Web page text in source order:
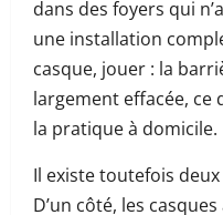
dans des foyers qui
une installation
casque, jouer : la
largement effacée, ce
la pratique à domicile.
Il existe toutefois deux
D’un côté, les